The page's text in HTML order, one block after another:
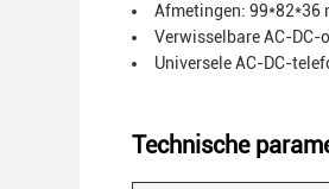
Afmetingen: 99*82*36
Verwisselbare AC-DC-
Universele AC-DC-
Technische